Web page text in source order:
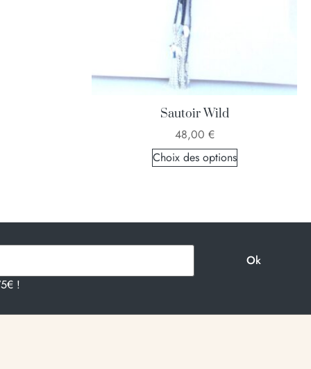
Sautoir Wild
48,00 €
Choix des options
!